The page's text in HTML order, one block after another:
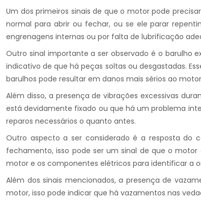
Um dos primeiros sinais de que o motor pode
normal para abrir ou fechar, ou se ele parar
engrenagens internas ou por falta de lubrificação
Outro sinal importante a ser observado é o barulho
indicativo de que há peças soltas ou desgastadas.
barulhos pode resultar em danos mais sérios ao
Além disso, a presença de vibrações excessivas
está devidamente fixado ou que há um problema
reparos necessários o quanto antes.
Outro aspecto a ser considerado é a resposta do
fechamento, isso pode ser um sinal de que o
motor e os componentes elétricos para identificar a
Além dos sinais mencionados, a presença de
motor, isso pode indicar que há vazamentos nas